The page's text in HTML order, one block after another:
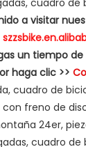
a visitar
un tiempo
haga clic >>